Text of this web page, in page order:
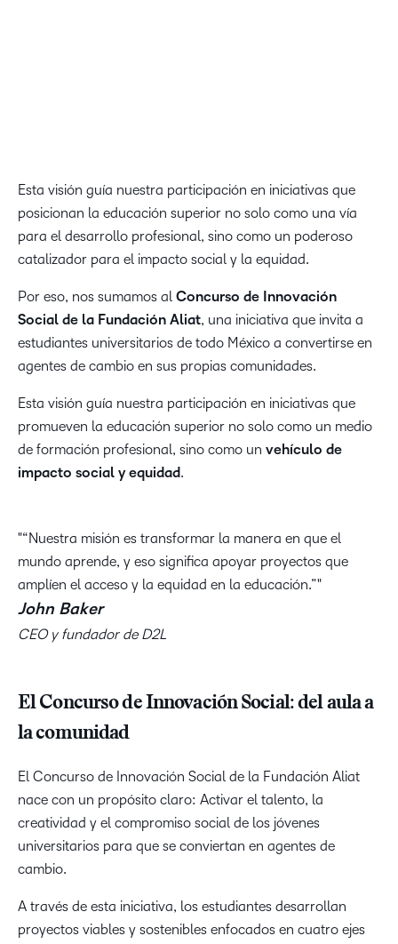
Esta visión guía nuestra participación en iniciativas que
posicionan la educación superior no solo como una vía
para el desarrollo profesional, sino como un poderoso
catalizador para el impacto social y la equidad.
Por eso, nos sumamos al Concurso de Innovación
Social de la Fundación Aliat, una iniciativa que invita a
estudiantes universitarios de todo México a convertirse en
agentes de cambio en sus propias comunidades.
Esta visión guía nuestra participación en iniciativas que
promueven la educación superior no solo como un medio
de formación profesional, sino como un vehículo de
impacto social y equidad.
“Nuestra misión es transformar la manera en que el
mundo aprende, y eso significa apoyar proyectos que
amplíen el acceso y la equidad en la educación.”
John Baker
CEO y fundador de D2L
El Concurso de Innovación Social: del aula a
la comunidad
El Concurso de Innovación Social de la Fundación Aliat
nace con un propósito claro: Activar el talento, la
creatividad y el compromiso social de los jóvenes
universitarios para que se conviertan en agentes de
cambio.
A través de esta iniciativa, los estudiantes desarrollan
proyectos viables y sostenibles enfocados en cuatro ejes